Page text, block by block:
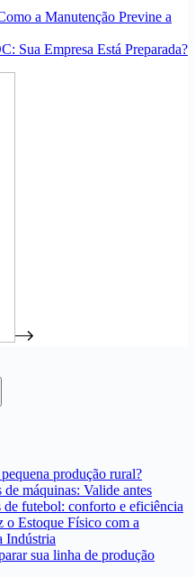
a Manutenção Previne a
Sua Empresa Está Preparada?
produção rural?
máquinas: Valide antes
futebol: conforto e eficiência
o Estoque Físico com a
Indústria
sua linha de produção